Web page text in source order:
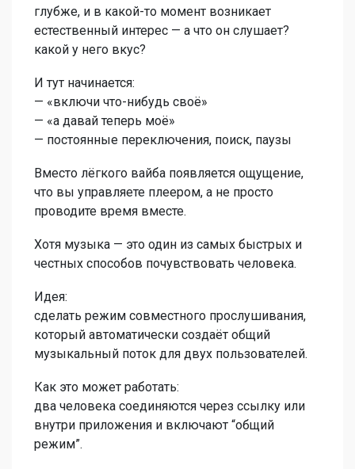
глубже, и в какой-то момент возникает
естественный интерес — а что он слушает?
какой у него вкус?
И тут начинается:
— «включи что-нибудь своё»
— «а давай теперь моё»
— постоянные переключения, поиск, паузы
Вместо лёгкого вайба появляется ощущение,
что вы управляете плеером, а не просто
проводите время вместе.
Хотя музыка — это один из самых быстрых и
честных способов почувствовать человека.
Идея:
сделать режим совместного прослушивания,
который автоматически создаёт общий
музыкальный поток для двух пользователей.
Как это может работать:
два человека соединяются через ссылку или
внутри приложения и включают “общий
режим”.